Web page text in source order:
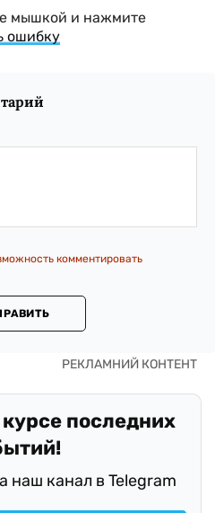
мышкой и нажмите
ошибку
комментировать
последних
наш канал в Telegram